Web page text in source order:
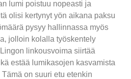
lumi poistuu nopeasti ja
olisi kertynyt yön aikana paksu
pysyy hallinnassa myös
jolloin kolalla työskentely
linkousvoima siirtää
estää lumikasojen kasvamista
on suuri etu etenkin